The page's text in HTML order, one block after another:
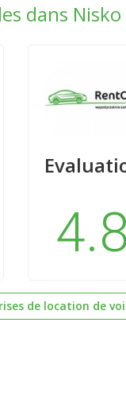
dans Nisko
4.8
de location de